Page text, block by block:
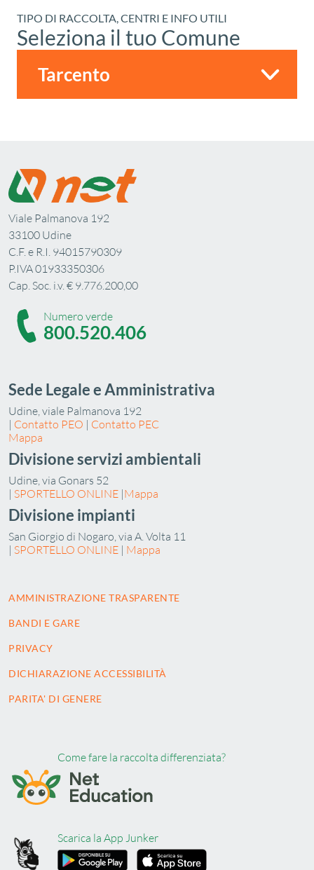
TIPO DI RACCOLTA, CENTRI E INFO UTILI
Seleziona il tuo Comune
Viale Palmanova 192
33100 Udine
C.F. e R.I. 94015790309
P.IVA 01933350306
Cap. Soc. i.v. € 9.776.200,00
Numero verde
800.520.406
Sede Legale e Amministrativa
Udine, viale Palmanova 192
| Contatto PEO | Contatto PEC
Mappa
Divisione servizi ambientali
Udine, via Gonars 52
| SPORTELLO ONLINE |Mappa
Divisione impianti
San Giorgio di Nogaro, via A. Volta 11
| SPORTELLO ONLINE | Mappa
AMMINISTRAZIONE TRASPARENTE
BANDI E GARE
PRIVACY
DICHIARAZIONE ACCESSIBILITÀ
PARITA' DI GENERE
Come fare la raccolta differenziata?
Scarica la App Junker